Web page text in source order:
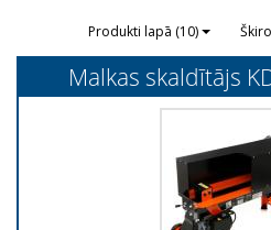
Produkti lapā (10)
Malkas skaldītājs